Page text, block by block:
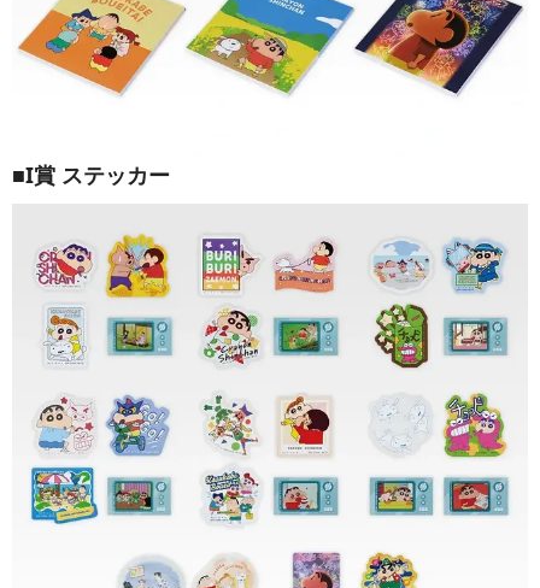
■I賞 ステッカー